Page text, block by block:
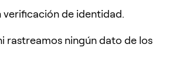
verificación de identidad.
rastreamos ningún dato de los